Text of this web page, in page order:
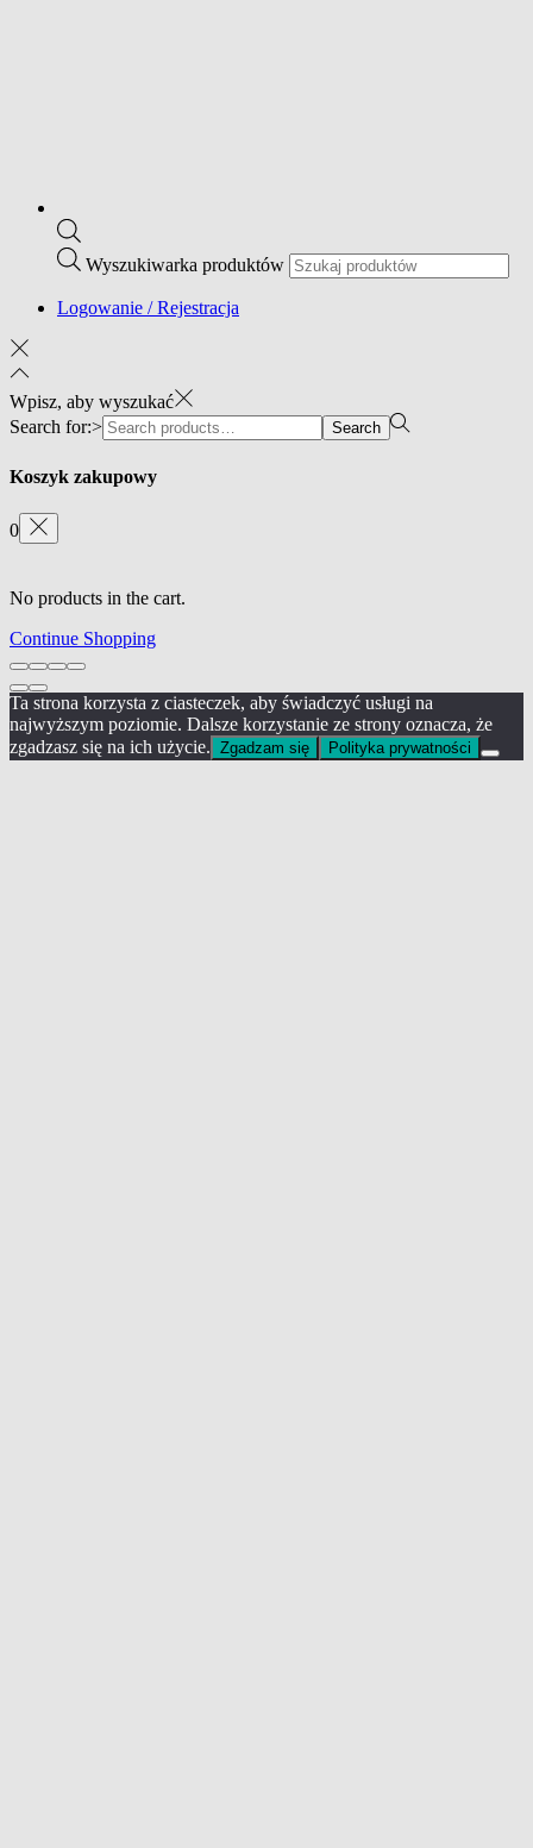
Wyszukiwarka produktów
Logowanie / Rejestracja
Wpisz, aby wyszukać
Search for:>
Search
Koszyk zakupowy
0
No products in the cart.
Continue Shopping
Ta strona korzysta z ciasteczek, aby świadczyć usługi na
najwyższym poziomie. Dalsze korzystanie ze strony oznacza, że
zgadzasz się na ich użycie. Zgadzam się Polityka prywatności